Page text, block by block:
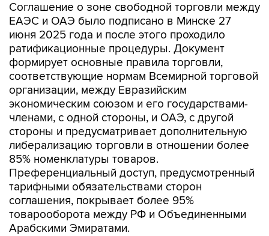
Соглашение о зоне свободной торговли между
ЕАЭС и ОАЭ было подписано в Минске 27
июня 2025 года и после этого проходило
ратификационные процедуры. Документ
формирует основные правила торговли,
соответствующие нормам Всемирной торговой
организации, между Евразийским
экономическим союзом и его государствами-
членами, с одной стороны, и ОАЭ, с другой
стороны и предусматривает дополнительную
либерализацию торговли в отношении более
85% номенклатуры товаров.
Преференциальный доступ, предусмотренный
тарифными обязательствами сторон
соглашения, покрывает более 95%
товарооборота между РФ и Объединенными
Арабскими Эмиратами.